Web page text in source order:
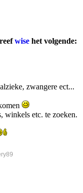
wise het volgende:
zwangere ect...
winkels etc. te zoeken.